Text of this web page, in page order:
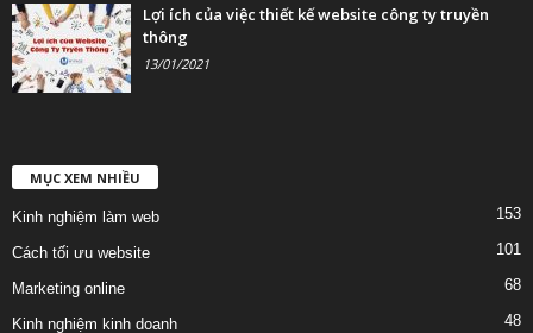
Lợi ích của việc thiết kế website công ty truyền
thông
13/01/2021
MỤC XEM NHIỀU
Kinh nghiệm làm web 153
Cách tối ưu website 101
Marketing online 68
Kinh nghiệm kinh doanh 48